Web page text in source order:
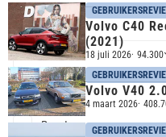
Bouwjaar
Brandstof
Benzine
Volvo C40
(2021)
18 juli 2026 94.300
Volvo V40
4 maart 2026